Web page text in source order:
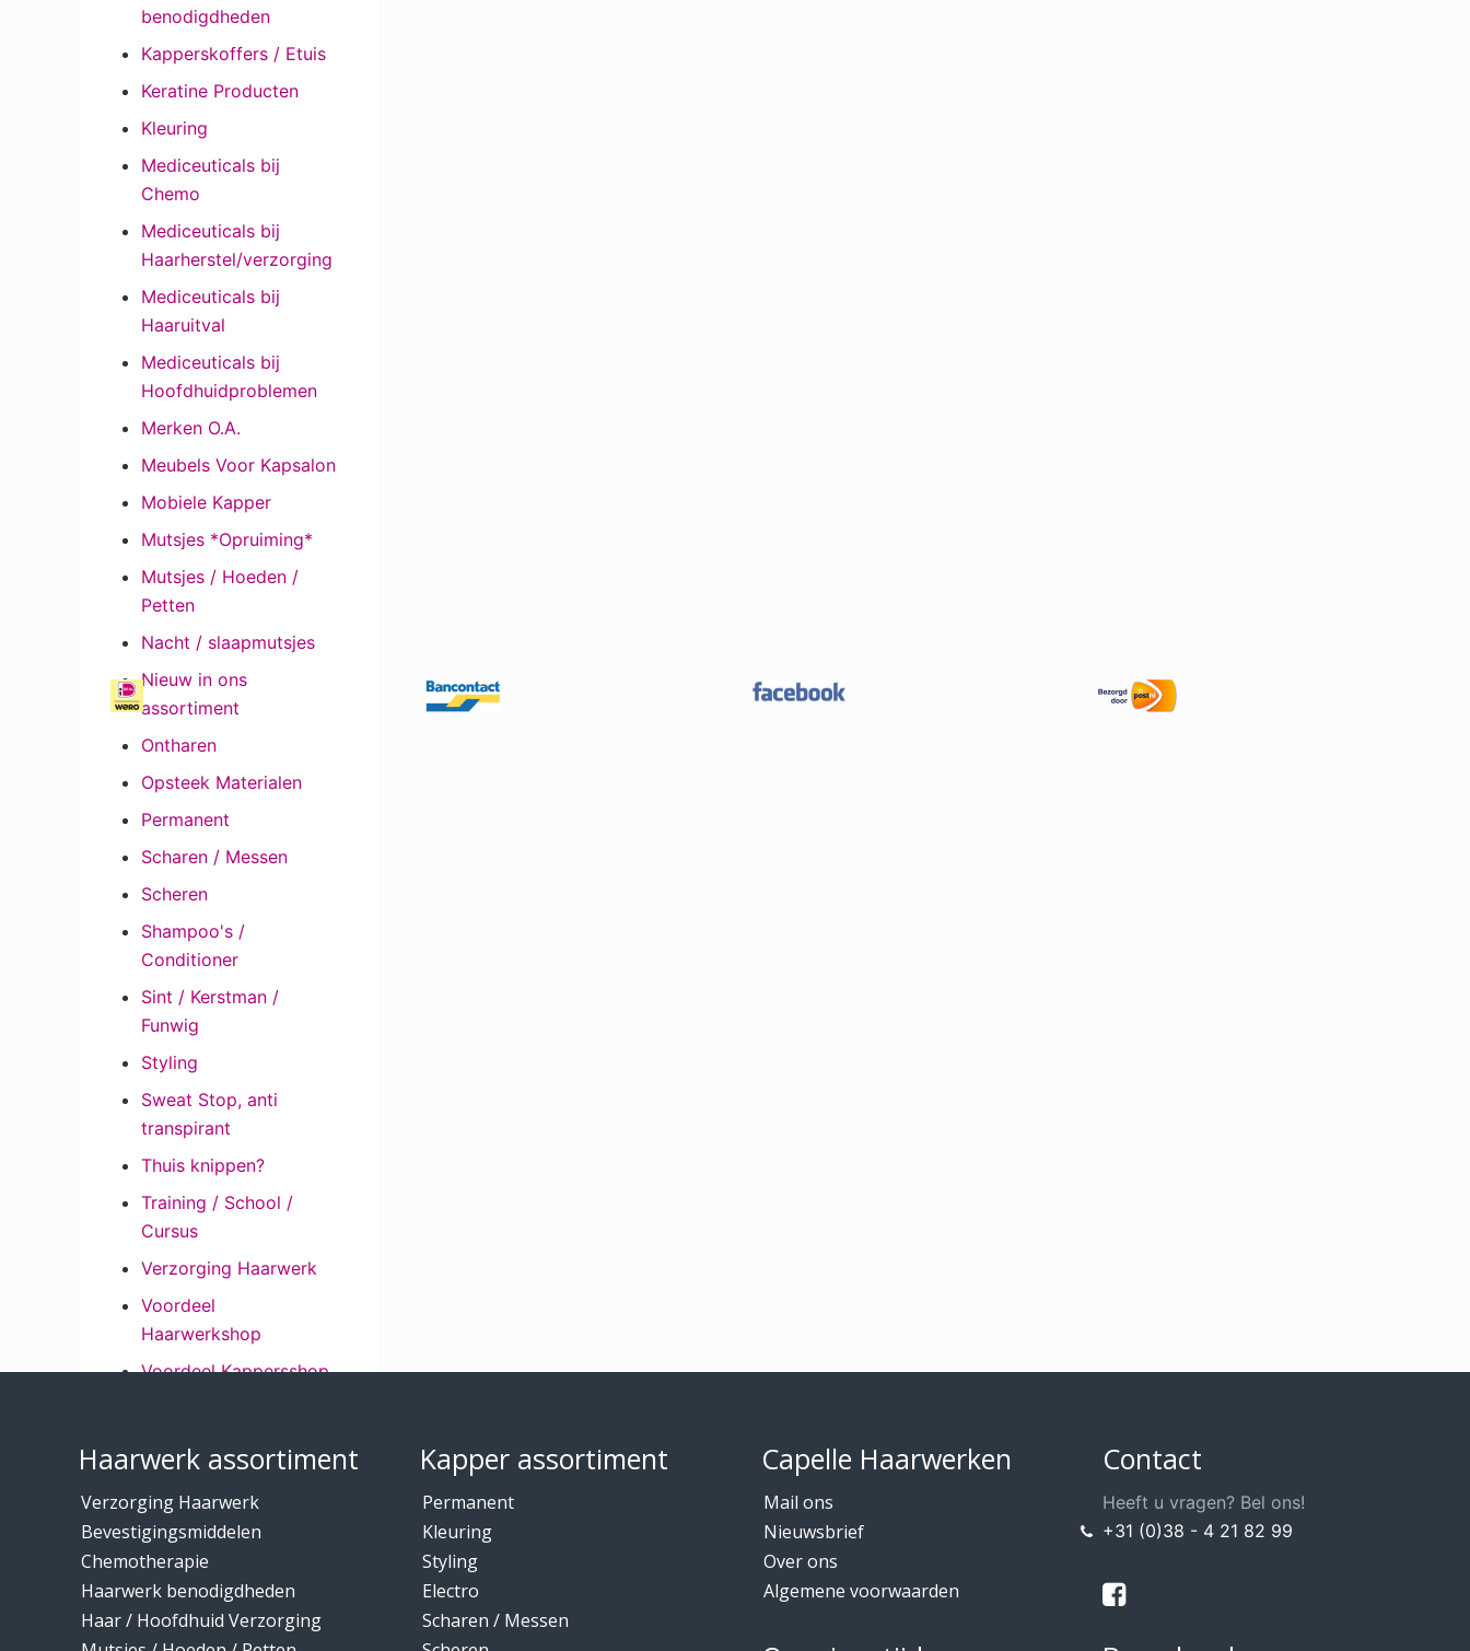
benodigdheden
Kapperskoffers / Etuis
Keratine Producten
Kleuring
Mediceuticals bij
Chemo
Mediceuticals bij
Haarherstel/verzorging
Mediceuticals bij
Haaruitval
Mediceuticals bij
Hoofdhuidproblemen
Merken O.A.
Meubels Voor Kapsalon
Mobiele Kapper
Mutsjes *Opruiming*
Mutsjes / Hoeden /
Petten
Nacht / slaapmutsjes
Nieuw in ons
assortiment
Ontharen
Opsteek Materialen
Permanent
Scharen / Messen
Scheren
Shampoo's /
Conditioner
Sint / Kerstman /
Funwig
Styling
Sweat Stop, anti
transpirant
Thuis knippen?
Training / School /
Cursus
Verzorging Haarwerk
Voordeel
Haarwerkshop
Voordeel Kappersshop
Wimpers /
Wenkbrauwen
Wintercollectie mutsen
/ hoeden
Haarwerk assortiment
Verzorging Haarwerk
Bevestigingsmiddelen
Chemotherapie
Haarwerk benodigdheden
Haar / Hoofdhuid Verzorging
Kapper assortiment
Permanent
Kleuring
Styling
Electro
Scharen / Messen
Capelle Haarwerken
Mail ons
Nieuwsbrief
Over ons
Algemene voorwaarden
Contact
Heeft u vragen? Bel ons!
+31 (0)38 - 4 21 82 99